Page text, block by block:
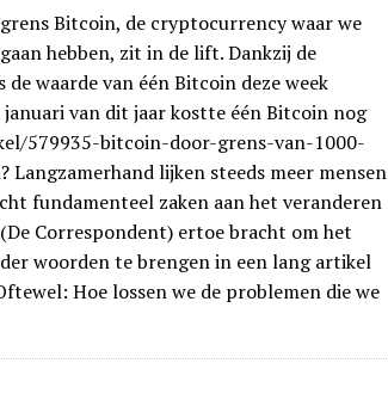
Bitcoin, de cryptocurrency waar we
hebben, zit in de lift. Dankzij de
waarde van één Bitcoin deze week
van dit jaar kostte één Bitcoin nog
579935-bitcoin-door-grens-van-1000-
Langzamerhand lijken steeds meer mensen
fundamenteel zaken aan het veranderen
Correspondent) ertoe bracht om het
woorden te brengen in een lang artikel
Hoe lossen we de problemen die we